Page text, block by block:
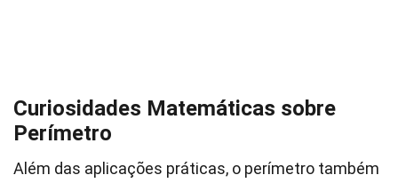
Curiosidades Matemáticas sobre
Perímetro
Além das aplicações práticas, o perímetro também